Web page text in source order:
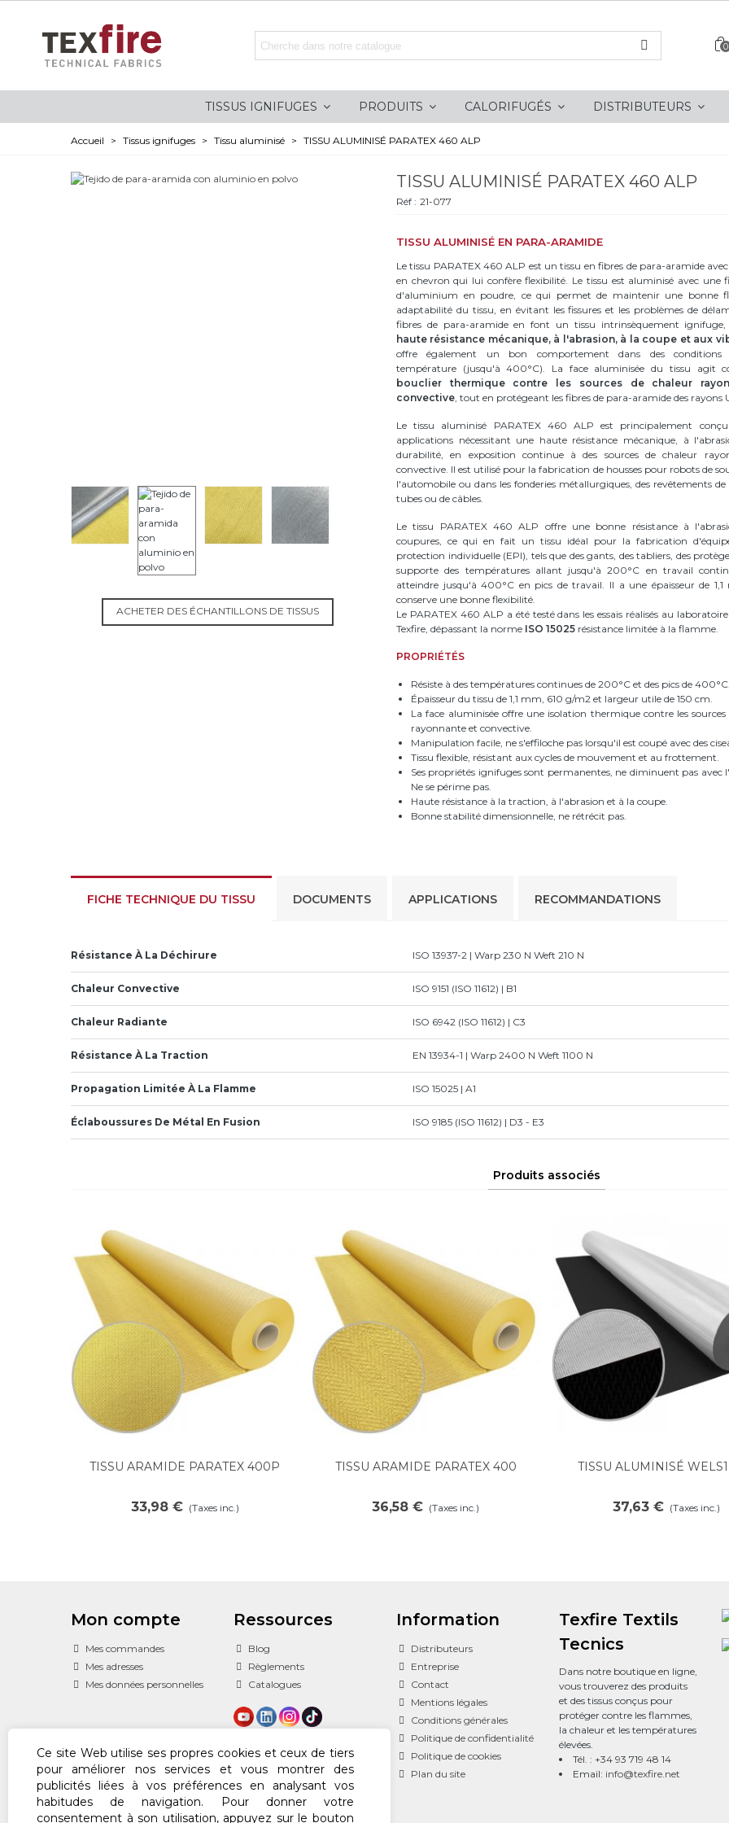
0
Ce site Web utilise ses propres cookies et ceux de tiers
pour améliorer nos services et vous montrer des
publicités liées à vos préférences en analysant vos
habitudes de navigation. Pour donner votre
consentement à son utilisation, appuyez sur le bouton
TISSUS IGNIFUGES PRODUITS CALORIFUGÉS DISTRIBUTEURS
Accueil > Tissus ignifuges > Tissu aluminisé > TISSU ALUMINISÉ PARATEX 460 ALP
ACHETER DES ÉCHANTILLONS DE TISSUS
TISSU ALUMINISÉ PARATEX 460 ALP
Réf : 21-077
TISSU ALUMINISÉ EN PARA-ARAMIDE
Le tissu PARATEX 460 ALP est un tissu en fibres de para-aramide
en chevron qui lui confère flexibilité. Le tissu est aluminisé avec une
d'aluminium en poudre, ce qui permet de maintenir une bonne
adaptabilité du tissu, en évitant les fissures et les problèmes de
fibres de para-aramide en font un tissu intrinsèquement ignifuge,
haute résistance mécanique, à l'abrasion, à la coupe et aux
offre également un bon comportement dans des conditions
température (jusqu'à 400°C). La face aluminisée du tissu agit
bouclier thermique contre les sources de chaleur
convective, tout en protégeant les fibres de para-aramide des rayons
Le tissu aluminisé PARATEX 460 ALP est principalement
applications nécessitant une haute résistance mécanique, à
durabilité, en exposition continue à des sources de chaleur
convective. Il est utilisé pour la fabrication de housses pour robots de
l'automobile ou dans les fonderies métallurgiques, des revêtements
tubes ou de câbles.
Le tissu PARATEX 460 ALP offre une bonne résistance à
coupures, ce qui en fait un tissu idéal pour la fabrication
protection individuelle (EPI), tels que des gants, des tabliers, des
supporte des températures allant jusqu'à 200°C en travail
atteindre jusqu'à 400°C en pics de travail. Il a une épaisseur de
conserve une bonne flexibilité.
Le PARATEX 460 ALP a été testé dans les essais réalisés au
Texfire, dépassant la norme ISO 15025résistance limitée à la flamme.
PROPRIÉTÉS
Résiste à des températures continues de 200°C et des pics de 400°C.
Épaisseur du tissu de 1,1 mm, 610 g/m2 et largeur utile de 150 cm.
La face aluminisée offre une isolation thermique contre les
rayonnante et convective.
Manipulation facile, ne s'effiloche pas lorsqu'il est coupé avec des
Tissu flexible, résistant aux cycles de mouvement et au frottement.
Ses propriétés ignifuges sont permanentes, ne diminuent pas avec
Ne se périme pas.
Haute résistance à la traction, à l'abrasion et à la coupe.
Bonne stabilité dimensionnelle, ne rétrécit pas.
FICHE TECHNIQUE DU TISSU DOCUMENTS APPLICATIONS RECOMMANDATIONS
Résistance À La Déchirure ISO 13937-2 | Warp 230 N Weft 210 N
Chaleur Convective ISO 9151 (ISO 11612) | B1
Chaleur Radiante ISO 6942 (ISO 11612) | C3
Résistance À La Traction EN 13934-1 | Warp 2400 N Weft 1100 N
Propagation Limitée À La Flamme ISO 15025 | A1
Éclaboussures De Métal En Fusion ISO 9185 (ISO 11612) | D3 - E3
Produits associés
Voir plus
TISSU ARAMIDE PARATEX 400P
33,98 € (Taxes inc.)
Voir plus
TISSU ARAMIDE PARATEX 400
36,58 € (Taxes inc.)
Voir plus
TISSU ALUMINISÉ
37,63 € (Taxes inc.)
Mon compte
Mes commandes
Mes adresses
Mes données personnelles
Ressources
Blog
Règlements
Catalogues
Information
Distributeurs
Entreprise
Contact
Mentions légales
Conditions générales
Politique de confidentialité
Politique de cookies
Plan du site
Texfire Textils
Tecnics
Dans notre boutique en ligne,
vous trouverez des produits
et des tissus conçus pour
protéger contre les flammes,
la chaleur et les températures
élevées.
Tél. : +34 93 719 48 14
Email: info@texfire.net